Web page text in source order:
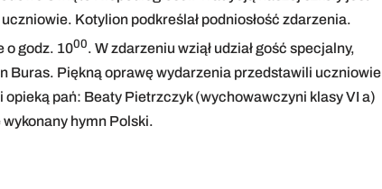
Kotylion podkreślał podniosłość zdarzenia.
o godz. 1000. W zdarzeniu wziął udział gość specjalny,
Buras. Piękną oprawę wydarzenia przedstawili uczniowie
opieką pań: Beaty Pietrzczyk (wychowawczyni klasy VI a)
hymn Polski.